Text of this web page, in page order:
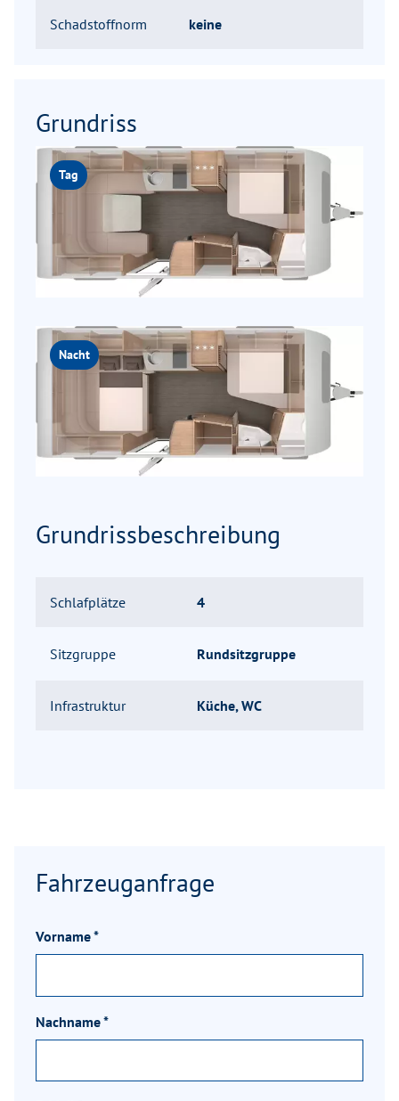
Schadstoffnorm keine
Grundriss
Tag
Nacht
Grundrissbeschreibung
Schlafplätze 4
Sitzgruppe Rundsitzgruppe
Infrastruktur Küche, WC
Fahrzeuganfrage
Vorname*
Nachname*